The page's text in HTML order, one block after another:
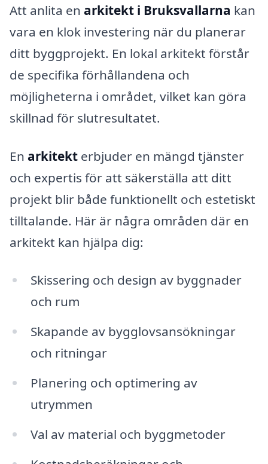
Att anlita en arkitekt i Bruksvallarna kan
vara en klok investering när du planerar
ditt byggprojekt. En lokal arkitekt förstår
de specifika förhållandena och
möjligheterna i området, vilket kan göra
skillnad för slutresultatet.
En arkitekt erbjuder en mängd tjänster
och expertis för att säkerställa att ditt
projekt blir både funktionellt och estetiskt
tilltalande. Här är några områden där en
arkitekt kan hjälpa dig:
Skissering och design av byggnader
och rum
Skapande av bygglovsansökningar
och ritningar
Planering och optimering av
utrymmen
Val av material och byggmetoder